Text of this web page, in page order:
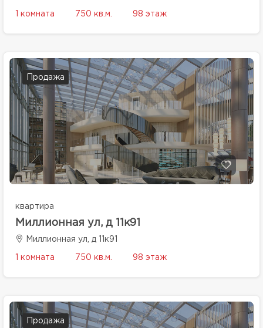
1 комната 750 кв.м. 98 этаж
Продажа
квартира
Миллионная ул, д 11к91
Миллионная ул, д 11к91
1 комната 750 кв.м. 98 этаж
Продажа